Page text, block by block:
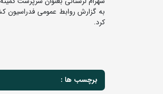
به گزارش روابط عمومی فدراسیون
کرد.
برچسب ها :